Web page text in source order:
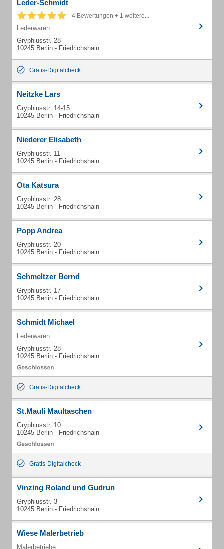
Leder-Schmidt
4 Bewertungen + 1 weitere...
Lederwaren
Gryphiusstr. 28
10245 Berlin - Friedrichshain
Gratis-Digitalcheck
Neitzke Lars
Gryphiusstr. 14-15
10245 Berlin - Friedrichshain
Niederer Elisabeth
Gryphiusstr. 11
10245 Berlin - Friedrichshain
Ota Katsura
Gryphiusstr. 28
10245 Berlin - Friedrichshain
Popp Andrea
Gryphiusstr. 20
10245 Berlin - Friedrichshain
Schmeltzer Bernd
Gryphiusstr. 17
10245 Berlin - Friedrichshain
Schmidt Michael
Lederwaren
Gryphiusstr. 28
10245 Berlin - Friedrichshain
Gratis-Digitalcheck
St.Mauli Maultaschen
Gryphiusstr. 10
10245 Berlin - Friedrichshain
Gratis-Digitalcheck
Vinzing Roland und Gudrun
Gryphiusstr. 3
10245 Berlin - Friedrichshain
Wiese Malerbetrieb
Malerbetriebe